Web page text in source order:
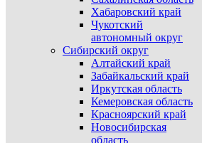
Хабаровский край
Чукотский
автономный округ
Сибирский округ
Алтайский край
Забайкальский край
Иркутская область
Кемеровская область
Красноярский край
Новосибирская
область